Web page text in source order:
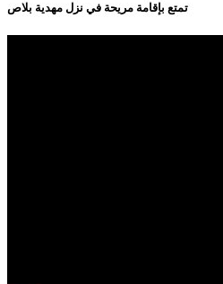
تمتع بإقامة مريحة في نزل مهدية بلاص